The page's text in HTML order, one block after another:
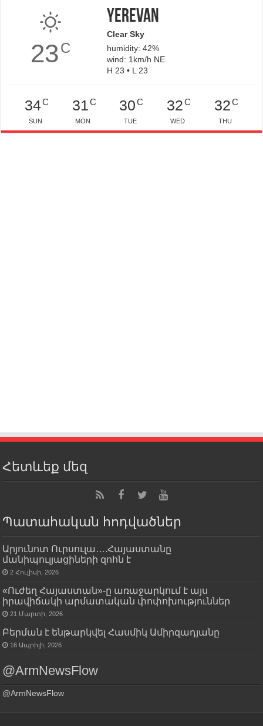
23C
Yerevan
Clear Sky
humidity: 42%
wind: 1km/h NE
H 23 • L 23
34C
SUN
31C
MON
30 C
TUE
32C
WED
32C
THU
Հետևեք մեզ
Պատահական հոդվածներ
Արյունոտ Ուրսուլա….Հայաստանը
մանիպուլյացիների զոհն է
2 Հուլիսի, 2026
«Ուժեղ Հայաստան»-ը առաջարկում է այս
իրավիճակի արմատական փոփոխություններ
21 Մարտի, 2026
Բերման է ենթարկվել Հասմիկ Ամիրզադյանը
16 Ապրիլի, 2026
@ArmNewsFlow
@ArmNewsFlow